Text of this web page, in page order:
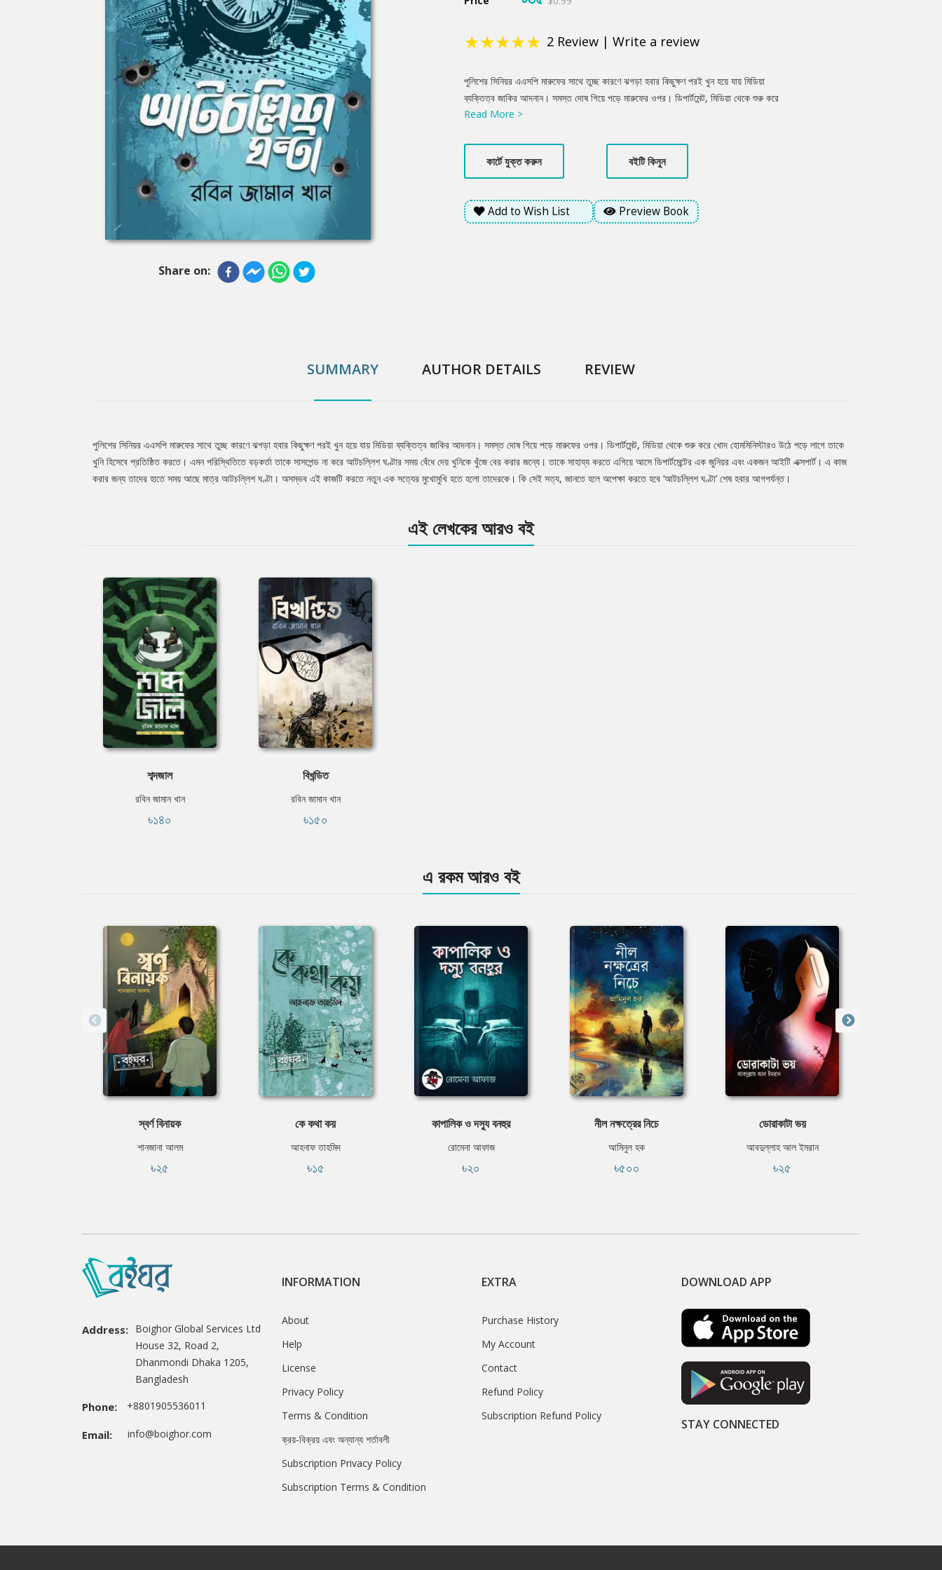
Share on:
★★★★★ 2 Review | Write a review
Product
Summery
পুলিশের সিনিয়র এএসপি মারুফের সাথে তুচ্ছ কারণে ঝগড়া হবার কিছুক্ষণ পরই খুন হয়ে যায় মিডিয়া
ব্যক্তিত্ব জাকির আদনান। সমস্ত দোষ গিয়ে পড়ে মারুফের ওপর। ডিপার্টমেন্ট, মিডিয়া থেকে শুরু করে
খোদ হোমমিনিস্টারও উঠে পড়ে লাগে তাকে খুনি হিসেবে প্রতিষ্ঠিত করতে। এমন পরিস্থিতিতে বড়কর্তা
করতে এগিয়ে আসে ডিপার্টমেন্টের এক জুনিয়র এবং একজন আইটি এক্সপার্ট। এ কাজ করার জন্য তাদের হাতে
সময় আছে মাত্র আটচল্লিশ ঘণ্টা। অসম্ভব এই কাজটি করতে নতুন এক সত্যের মুখোমুখি হতে হলো
তাদেরকে। কি সেই সত্য, জানতে হলে অপেক্ষা করতে হবে ‘আটচল্লিশ ঘণ্টা’ শেষ হবার আগপর্যন্ত।
Read More >
কার্টে যুক্ত করুন বইটি কিনুন
Add to Wish List Preview Book
SUMMARY AUTHOR DETAILS REVIEW
Tab
পুলিশের সিনিয়র এএসপি মারুফের সাথে তুচ্ছ কারণে ঝগড়া হবার কিছুক্ষণ পরই খুন হয়ে যায় মিডিয়া ব্যক্তিত্ব জাকির আদনান। সমস্ত দোষ গিয়ে পড়ে মারুফের ওপর। ডিপার্টমেন্ট, মিডিয়া থেকে শুরু করে খোদ হোমমিনিস্টারও উঠে পড়ে লাগে তাকে
খুনি হিসেবে প্রতিষ্ঠিত করতে। এমন পরিস্থিতিতে বড়কর্তা তাকে সাসপেন্ড না করে আটচল্লিশ ঘণ্টার সময় বেঁধে দেয় খুনিকে খুঁজে বের করার জন্যে। তাকে সাহায্য করতে এগিয়ে আসে ডিপার্টমেন্টের এক জুনিয়র এবং একজন আইটি এক্সপার্ট। এ কাজ
করার জন্য তাদের হাতে সময় আছে মাত্র আটচল্লিশ ঘণ্টা। অসম্ভব এই কাজটি করতে নতুন এক সত্যের মুখোমুখি হতে হলো তাদেরকে। কি সেই সত্য, জানতে হলে অপেক্ষা করতে হবে ‘আটচল্লিশ ঘণ্টা’ শেষ হবার আগপর্যন্ত।
এই লেখকের আরও বই
শব্দজাল
রবিন জামান খান
৳১৪০
বিখন্ডিত
রবিন জামান খান
৳১৫০
এ রকম আরও বই
স্বর্ণ বিনায়ক
শানজানা আলম
৳২৫
কে কথা কয়
আহনাফ তাহমিদ
৳১৫
কাপালিক ও দস্যু বনহুর
রোমেনা আফাজ
৳২০
নীল নক্ষত্রের নিচে
আমিনুল হক
৳৫০০
ডোরাকাটা ভয়
আবদুল্লাহ আল ইমরান
৳২৫
Address: Boighor Global Services Ltd
House 32, Road 2,
Dhanmondi Dhaka 1205,
Bangladesh
Phone: +8801905536011
Email: info@boighor.com
INFORMATION
About
Help
License
Privacy Policy
Terms & Condition
ক্রয়-বিক্রয় এবং অন্যান্য শর্তাবলী
Subscription Privacy Policy
Subscription Terms & Condition
EXTRA
Purchase History
My Account
Contact
Refund Policy
Subscription Refund Policy
DOWNLOAD APP
STAY CONNECTED